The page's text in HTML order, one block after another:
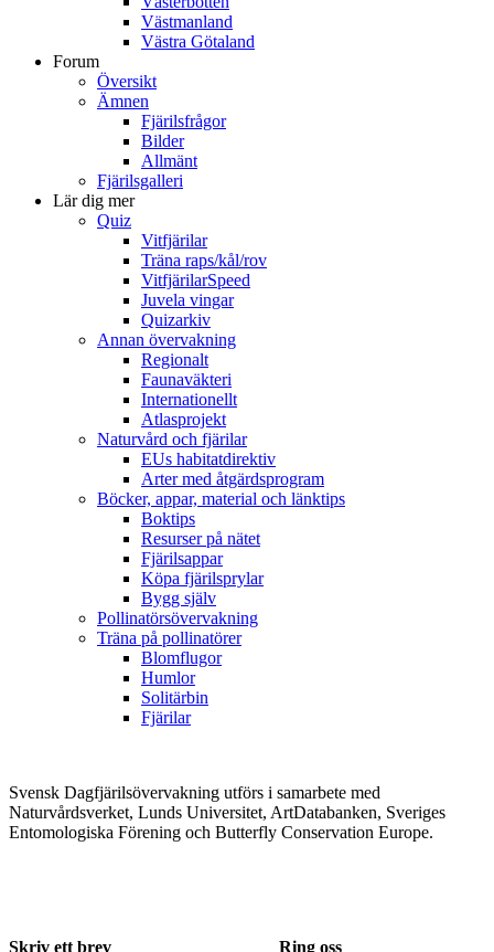
Västmanland
Västra Götaland
Forum
Översikt
Ämnen
Fjärilsfrågor
Bilder
Allmänt
Fjärilsgalleri
Lär dig mer
Quiz
Vitfjärilar
Träna raps/kål/rov
VitfjärilarSpeed
Juvela vingar
Quizarkiv
Annan övervakning
Regionalt
Faunaväkteri
Internationellt
Atlasprojekt
Naturvård och fjärilar
EUs habitatdirektiv
Arter med åtgärdsprogram
Böcker, appar, material och länktips
Boktips
Resurser på nätet
Fjärilsappar
Köpa fjärilsprylar
Bygg själv
Pollinatörsövervakning
Träna på pollinatörer
Blomflugor
Humlor
Solitärbin
Fjärilar
Svensk Dagfjärilsövervakning utförs i samarbete med
Naturvårdsverket, Lunds Universitet, ArtDatabanken, Sveriges
Entomologiska Förening och Butterfly Conservation Europe.
Skriv ett brev Ring oss